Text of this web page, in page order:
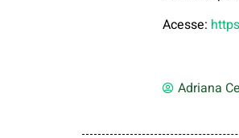
Acesse:
Adriana